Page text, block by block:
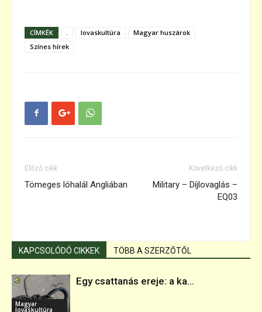
CÍMKÉK lovaskultúra
Magyar huszárok
Színes hírek
Előző cikk
Tömeges lóhalál Angliában
Következő cikk
Military – Díjlovaglás –
EQ03
KAPCSOLÓDÓ CIKKEK TÖBB A SZERZŐTŐL
Magyar
lovaskultúra
Egy csattanás ereje: a ka...